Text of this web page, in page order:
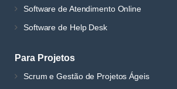
Software de Atendimento Online
Software de Help Desk
Para Projetos
Scrum e Gestão de Projetos Ágeis